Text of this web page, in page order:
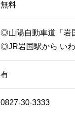
無料
◎山陽自動車道「岩
◎JR岩国駅から い
有
0827-30-3333